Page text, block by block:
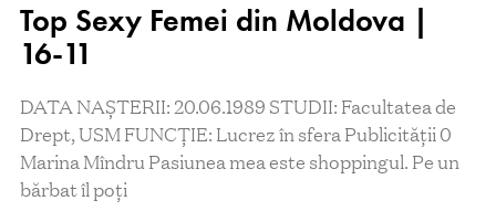
Top Sexy Femei din Moldova |
16-11
DATA NAȘTERII: 20.06.1989 STUDII: Facultatea de
Drept, USM FUNCŢIE: Lucrez în sfera Publicității 0
Marina Mîndru Pasiunea mea este shoppingul. Pe un
bărbat îl poţi